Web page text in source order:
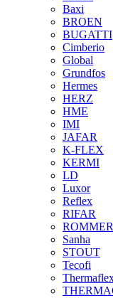
Baxi
BROEN
BUGATTI
Cimberio
Global
Grundfos
Hermes
HERZ
HME
IMI
JAFAR
K-FLEX
KERMI
LD
Luxor
Reflex
RIFAR
ROMMER
Sanha
STOUT
Tecofi